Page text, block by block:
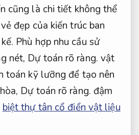
cũng là chi tiết không thể
đẹp của kiến trúc ban
Phù hợp nhu cầu sử
nét, Dự toán rõ ràng. vật
toán kỹ lưỡng để tạo nên
Dự toán rõ ràng. đậm
biệt thự tân cổ điển vật liệu